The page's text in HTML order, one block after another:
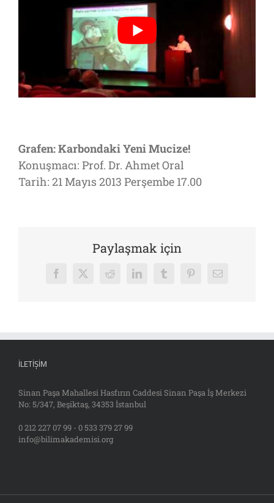
Grafen: Karbondaki Yeni Mucize!
Konuşmacı: Prof. Dr. Ahmet Oral
Tarih: 21 Mayıs 2013 Perşembe 17.00
Paylaşmak için
Facebook
X Reddit LinkedInTumblrPinterest
E-
İLETIŞIM
Sinan Paşa Mahallesi Hasfırın Caddesi Sinan Paşa İş Merkezi
No: 5/347, Beşiktaş, 34353 İstanbul
0 212 227 07 99 - 0 533 379 27 99
info@bilimakademisi.org